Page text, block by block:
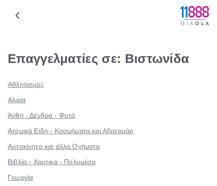
Επαγγελματίες σε: Βιστωνίδα
Αθλητισμός
Αλιεία
Άνθη - Δένδρα - Φυτά
Ατομικά Είδη - Κοσμήματα και Αξεσουάρ
Αυτοκίνητο και άλλα Οχήματα
Βιβλία - Χαρτικά - Πολυμέσα
Γεωργία